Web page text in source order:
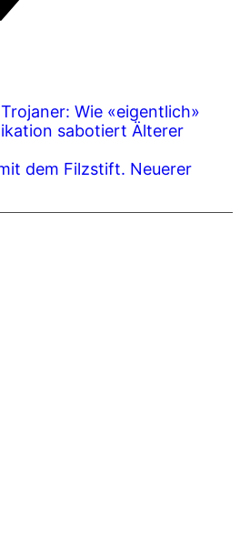
Wie «eigentlich»
sabotiert Älterer
dem Filzstift. Neuerer